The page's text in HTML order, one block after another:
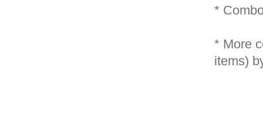
*
* More
items)